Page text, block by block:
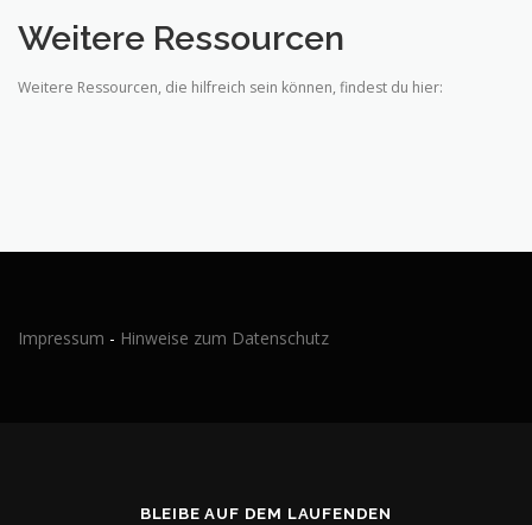
Weitere Ressourcen
Weitere Ressourcen, die hilfreich sein können, findest du hier:
Impressum - Hinweise zum Datenschutz
BLEIBE AUF DEM LAUFENDEN